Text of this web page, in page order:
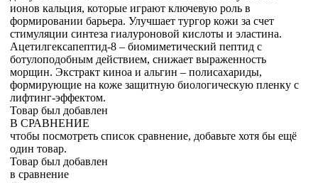
ионов кальция, которые играют ключевую роль в
формировании барьера. Улучшает тургор кожи за счет
стимуляции синтеза гиалуроновой кислоты и эластина.
Ацетилгексапептид-8 – биомиметический пептид с
ботулоподобным действием, снижает выраженность
морщин. Экстракт киноа и альгин – полисахариды,
формирующие на коже защитную биологическую пленку с
лифтинг-эффектом.
Товар был добавлен
В СРАВНЕНИЕ
чтобы посмотреть список сравнение, добавьте хотя бы ещё
один товар.
Товар был добавлен
в сравнение